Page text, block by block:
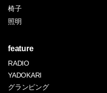
椅子
照明
feature
RADIO
YADOKARI
グランピング